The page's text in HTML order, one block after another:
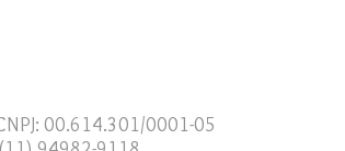
00.614.301/0001-05